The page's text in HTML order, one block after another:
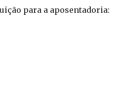
para a aposentadoria: